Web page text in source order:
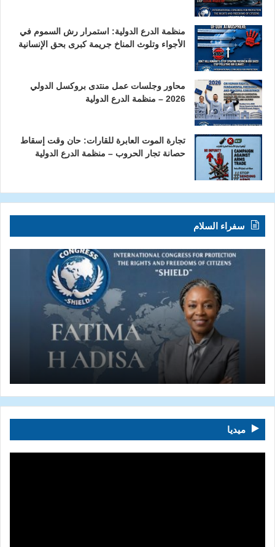
منظمة الدرع الدولية: استمرار رش السموم في
الأجواء وتلوث المناخ جريمة كبرى بحق الإنسانية
محاور وجلسات عمل منتدى بروكسل الدولي
2026 – منظمة الدرع الدولية
تجارة الموت العابرة للقارات: حان وقت إسقاط
حصانة تجار الحروب – منظمة الدرع الدولية
سفراء السلام
ميديا